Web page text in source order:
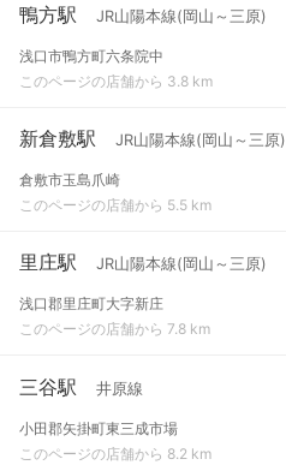
鴨方駅 JR山陽本線(岡山～三原)
浅口市鴨方町六条院中
このページの店舗から 3.8 km
新倉敷駅 JR山陽本線(岡山～三原)
倉敷市玉島爪崎
このページの店舗から 5.5 km
里庄駅 JR山陽本線(岡山～三原)
浅口郡里庄町大字新庄
このページの店舗から 7.8 km
三谷駅 井原線
小田郡矢掛町東三成市場
このページの店舗から 8.2 km